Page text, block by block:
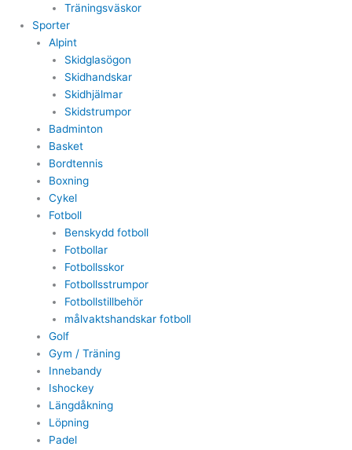
Träningsväskor
Sporter
Alpint
Skidglasögon
Skidhandskar
Skidhjälmar
Skidstrumpor
Badminton
Basket
Bordtennis
Boxning
Cykel
Fotboll
Benskydd fotboll
Fotbollar
Fotbollsskor
Fotbollsstrumpor
Fotbollstillbehör
målvaktshandskar fotboll
Golf
Gym / Träning
Innebandy
Ishockey
Längdåkning
Löpning
Padel